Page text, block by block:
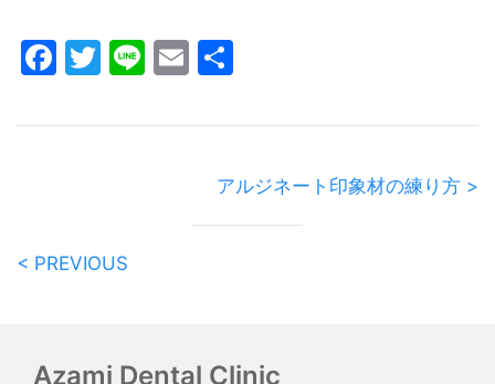
Facebook
Twitter
LineEmail
アルジネート印象材の練り方 >
< PREVIOUS
Azami Dental Clinic